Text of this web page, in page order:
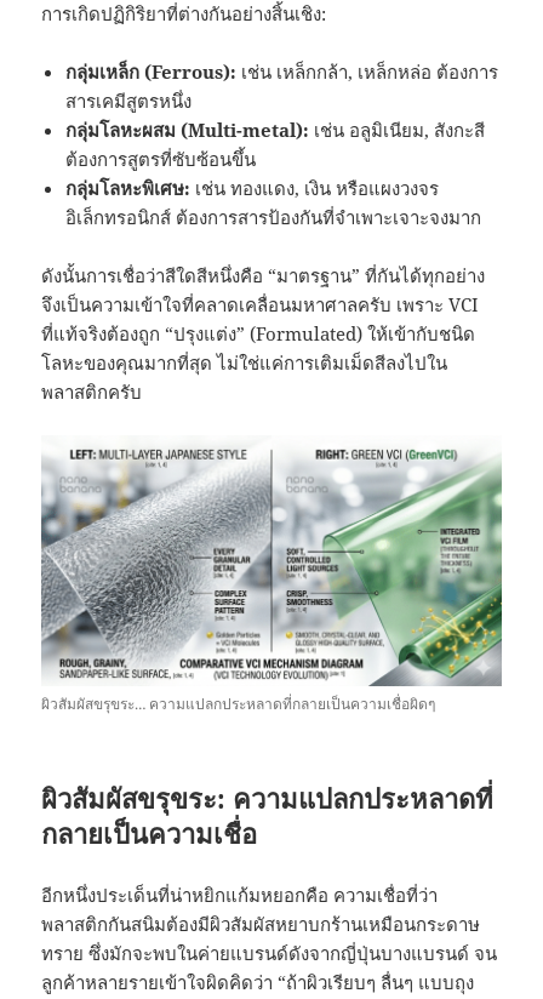
การเกิดปฏิกิริยาที่ต่างกันอย่างสิ้นเชิง:
กลุ่มเหล็ก (Ferrous): เช่น เหล็กกล้า, เหล็กหล่อ ต้องการ
สารเคมีสูตรหนึ่ง
กลุ่มโลหะผสม (Multi-metal): เช่น อลูมิเนียม, สังกะสี
ต้องการสูตรที่ซับซ้อนขึ้น
กลุ่มโลหะพิเศษ: เช่น ทองแดง, เงิน หรือแผงวงจร
อิเล็กทรอนิกส์ ต้องการสารป้องกันที่จำเพาะเจาะจงมาก
ดังนั้นการเชื่อว่าสีใดสีหนึ่งคือ “มาตรฐาน” ที่กันได้ทุกอย่าง
จึงเป็นความเข้าใจที่คลาดเคลื่อนมหาศาลครับ เพราะ VCI
ที่แท้จริงต้องถูก “ปรุงแต่ง” (Formulated) ให้เข้ากับชนิด
โลหะของคุณมากที่สุด ไม่ใช่แค่การเติมเม็ดสีลงไปใน
พลาสติกครับ
ผิวสัมผัสขรุขระ… ความแปลกประหลาดที่กลายเป็นความเชื่อผิดๆ
ผิวสัมผัสขรุขระ: ความแปลกประหลาดที่
กลายเป็นความเชื่อ
อีกหนึ่งประเด็นที่น่าหยิกแก้มหยอกคือ ความเชื่อที่ว่า
พลาสติกกันสนิมต้องมีผิวสัมผัสหยาบกร้านเหมือนกระดาษ
ทราย ซึ่งมักจะพบในค่ายแบรนด์ดังจากญี่ปุ่นบางแบรนด์ จน
ลูกค้าหลายรายเข้าใจผิดคิดว่า “ถ้าผิวเรียบๆ ลื่นๆ แบบถุง